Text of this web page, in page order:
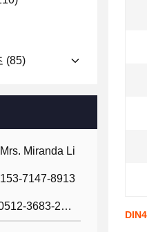
(85)
Mrs. Miranda Li
7147-8913
86-0512-3683-2631